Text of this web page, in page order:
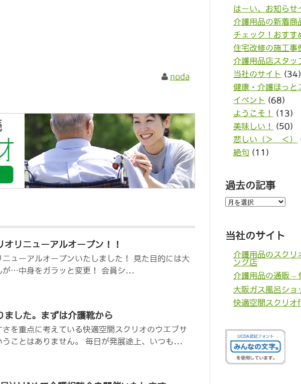
noda
リニューアルオープン！！
ューアルオープンいたしました！ 見た目的には大
が…中身をガラッと変更！ 会員シ...
ました。まずは介護靴から
を重点に考えている快適空間スクリオのウエブサ
ことはありません。 毎日が発展途上、いつも...
はーい、お知らせ
介護用品の新着商
チェック！おすす
住宅改修の施工事
介護用品店スタッ
当社のサイト (34)
健康・介護ほっと
イベント (68)
ようこそ！
(13)
美味しい！
(50)
悲しい（＞＿＜）
絶句 (11)
過去の記事
過
去
事
当社のサイト
介護用品のスク
ング店
介護用品の通販 –
大阪ガス風呂ショ
快適空間スクリ